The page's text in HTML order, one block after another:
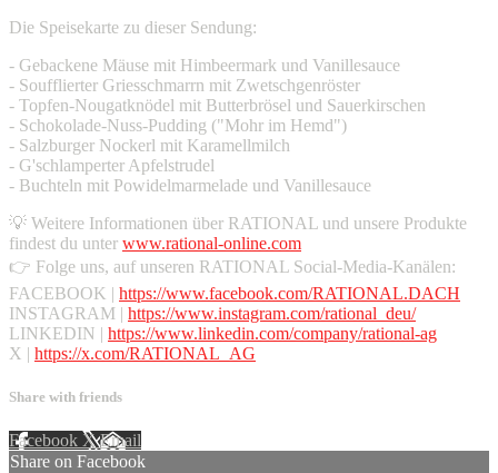
Die Speisekarte zu dieser Sendung:
- Gebackene Mäuse mit Himbeermark und Vanillesauce
- Soufflierter Griesschmarrn mit Zwetschgenröster
- Topfen-Nougatknödel mit Butterbrösel und Sauerkirschen
- Schokolade-Nuss-Pudding ("Mohr im Hemd")
- Salzburger Nockerl mit Karamellmilch
- G'schlamperter Apfelstrudel
- Buchteln mit Powidelmarmelade und Vanillesauce
💡 Weitere Informationen über RATIONAL und unsere Produkte
findest du unter www.rational-online.com
👉 Folge uns, auf unseren RATIONAL Social-Media-Kanälen:
FACEBOOK | https://www.facebook.com/RATIONAL.DACH
INSTAGRAM | https://www.instagram.com/rational_deu/
LINKEDIN | https://www.linkedin.com/company/rational-ag
X | https://x.com/RATIONAL_AG
Share with friends
Facebook XEmail
Share on Facebook